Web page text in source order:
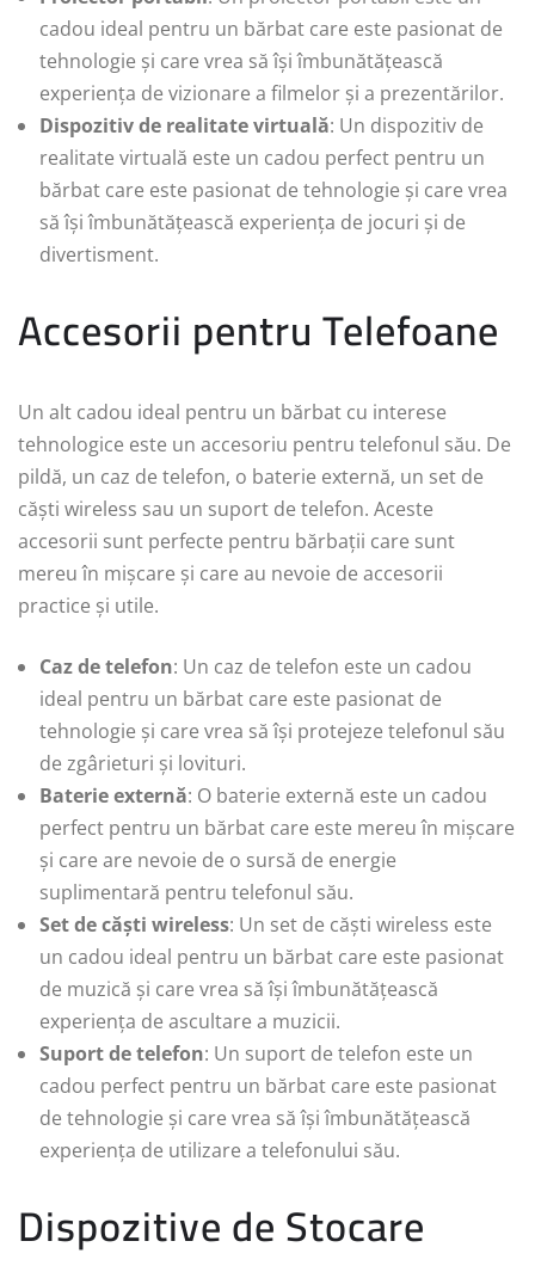
cadou ideal pentru un bărbat care este pasionat de
tehnologie și care vrea să își îmbunătățească
experiența de vizionare a filmelor și a prezentărilor.
Dispozitiv de realitate virtuală: Un dispozitiv de
realitate virtuală este un cadou perfect pentru un
bărbat care este pasionat de tehnologie și care vrea
să își îmbunătățească experiența de jocuri și de
divertisment.
Accesorii pentru Telefoane
Un alt cadou ideal pentru un bărbat cu interese
tehnologice este un accesoriu pentru telefonul său. De
pildă, un caz de telefon, o baterie externă, un set de
căști wireless sau un suport de telefon. Aceste
accesorii sunt perfecte pentru bărbații care sunt
mereu în mișcare și care au nevoie de accesorii
practice și utile.
Caz de telefon: Un caz de telefon este un cadou
ideal pentru un bărbat care este pasionat de
tehnologie și care vrea să își protejeze telefonul său
de zgârieturi și lovituri.
Baterie externă: O baterie externă este un cadou
perfect pentru un bărbat care este mereu în mișcare
și care are nevoie de o sursă de energie
suplimentară pentru telefonul său.
Set de căști wireless: Un set de căști wireless este
un cadou ideal pentru un bărbat care este pasionat
de muzică și care vrea să își îmbunătățească
experiența de ascultare a muzicii.
Suport de telefon: Un suport de telefon este un
cadou perfect pentru un bărbat care este pasionat
de tehnologie și care vrea să își îmbunătățească
experiența de utilizare a telefonului său.
Dispozitive de Stocare